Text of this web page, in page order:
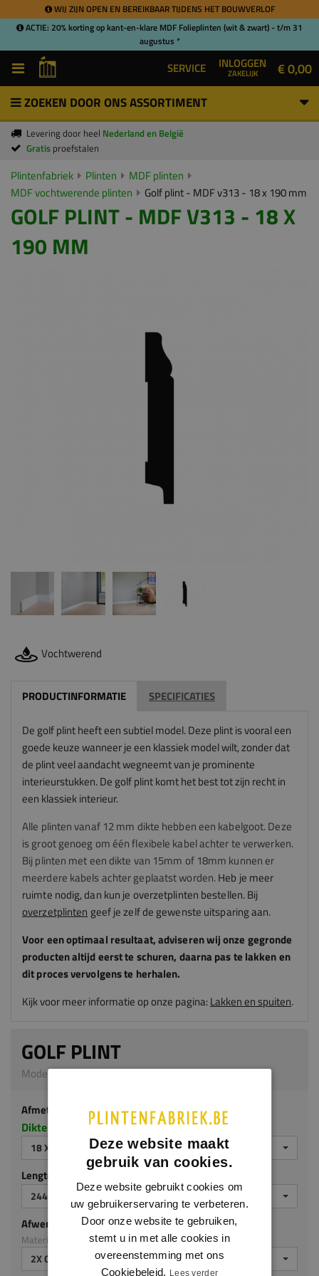
WIJ ZIJN OPEN EN BEREIKBAAR TIJDENS HET BOUWVERLOF
ACTIE: 20% korting op kant-en-klare MDF Folieplinten (wit & zwart) - t/m 31
augustus *
SERVICE INLOGGEN
ZAKELIJK € 0,00
ZOEKEN DOOR ONS ASSORTIMENT
Levering door heel Nederland en België
Gratis proefstalen
Plintenfabriek Plinten
MDF plinten
MDF vochtwerende plinten
Golf plint - MDF v313 - 18 x 190 mm
GOLF PLINT - MDF V313 - 18 X
190 MM
Vochtwerend
PRODUCTINFORMATIE SPECIFICATIES
De golf plint heeft een subtiel model. Deze plint is vooral een
goede keuze wanneer je een klassiek model wilt, zonder dat
de plint veel aandacht wegneemt van je prominente
interieurstukken. De golf plint komt het best tot zijn recht in
een klassiek interieur.
Alle plinten vanaf 12 mm dikte hebben een kabelgoot. Deze
is groot genoeg om één flexibele kabel achter te verwerken.
Bij plinten met een dikte van 15mm of 18mm kunnen er
meerdere kabels achter geplaatst worden.Heb je meer
ruimte nodig, dan kun je overzetplinten bestellen. Bij
overzetplinten geef je zelf de gewenste uitsparing aan.
Voor een optimaal resultaat, adviserenwijonze gegronde
producten altijd eerst te schuren, daarna pas te lakken en
dit proces vervolgens te herhalen.
Kijk voor meer informatie op onze pagina:Lakken en spuiten.
GOLF PLINT
Model 0113 | 18 x 190 mm | MDF v313
Afmeting
Dikte x hoogte in millimeters
18 X 190 MM
Lengte (mm)
2440 MM
Afwerking
Materiaal: MDF v313
2X GEGROND
Deze website maakt
gebruik van cookies.
Deze website gebruikt cookies om
uw gebruikerservaring te verbeteren.
Door onze website te gebruiken,
stemt u in met alle cookies in
overeenstemming met ons
Cookiebeleid. Lees verder